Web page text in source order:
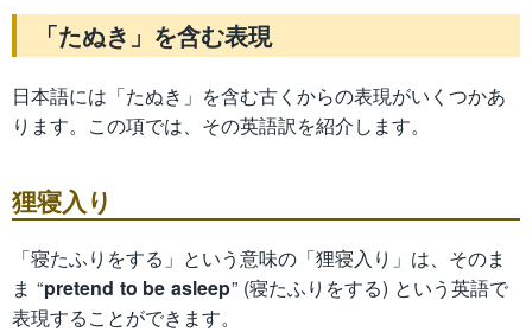
「たぬき」を含む表現
日本語には「たぬき」を含む古くからの表現がいくつかあ
ります。この項では、その英語訳を紹介します。
狸寝入り
「寝たふりをする」という意味の「狸寝入り」は、そのま
ま “pretend to be asleep” (寝たふりをする) という英語で
表現することができます。